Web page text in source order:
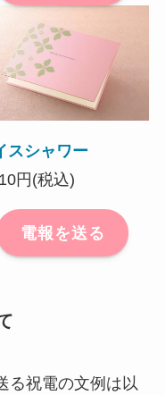
スシャワー
円(税込)
電報を送る
る祝電の文例は以